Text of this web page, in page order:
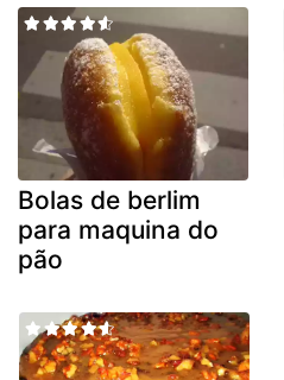
Bolas de berlim
para maquina do
pão